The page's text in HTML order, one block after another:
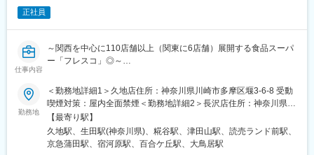
を展開しております。地域やご利用いただくお客様のニーズに合
わせて、オリジナルの店舗づくりをしています。例えば、女性視
化したディスカウント業態など、チェーン店でありながら画一的
な型に囚われず、お客様の様々なニーズに対応できるユニークな
■当社の魅力：
当社は設立6年目ですが、「フレスコ」は京都で35年の歴史をも
ち、強固な基盤があります。だからこそ、様々な挑戦ができる自
由度の高さが当社の魅力。現場に裁量を与え、商品ラインナップ
正社員
仕事内容
～関西を中心に110店舗以上（関東に6店舗）展開する食品スーパ
ー「フレスコ」◎～
■業務内容：
当社運営のスーパーマーケットにて、精肉担当として主に肉の切
り分け、売り場つくりを担当していただきます。ゆくゆくは店長
として店づくりや社員のマネジメント、バイヤーもを目指してい
ただきます
勤務地
＜勤務地詳細1＞久地店住所：神奈川県川崎市多摩区堰3-6-8 受動
喫煙対策：屋内全面禁煙＜勤務地詳細2＞長沢店住所：神奈川県川
崎市多摩区長沢4-2-11 受動喫煙対策：屋内全面禁煙＜勤務地詳細
3＞糀谷店住所：東京都大田区西糀谷4-21-1 受動喫煙対策：屋内
全面禁煙
【最寄り駅】
久地駅、生田駅(神奈川県)、糀谷駅、津田山駅、読売ランド前駅、
京急蒲田駅、宿河原駅、百合ケ丘駅、大鳥居駅